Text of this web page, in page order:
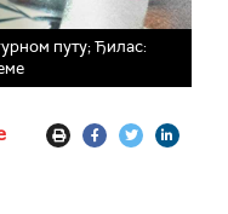
путу; Ђилас: